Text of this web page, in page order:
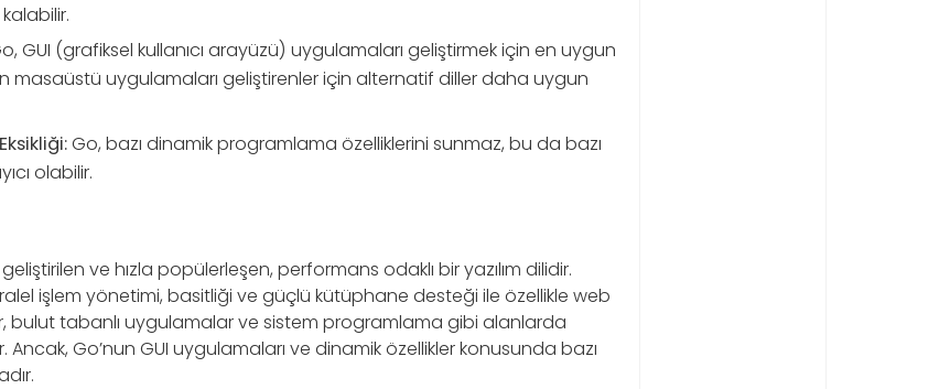
GUI (grafiksel kullanıcı arayüzü) uygulamaları geliştirmek için en uygun
masaüstü uygulamaları geliştirenler için alternatif diller daha uygun
Go, bazı dinamik programlama özelliklerini sunmaz, bu da bazı
olabilir.
ve hızla popülerleşen, performans odaklı bir yazılım dilidir.
işlem yönetimi, basitliği ve güçlü kütüphane desteği ile özellikle web
bulut tabanlı uygulamalar ve sistem programlama gibi alanlarda
Go’nun GUI uygulamaları ve dinamik özellikler konusunda bazı